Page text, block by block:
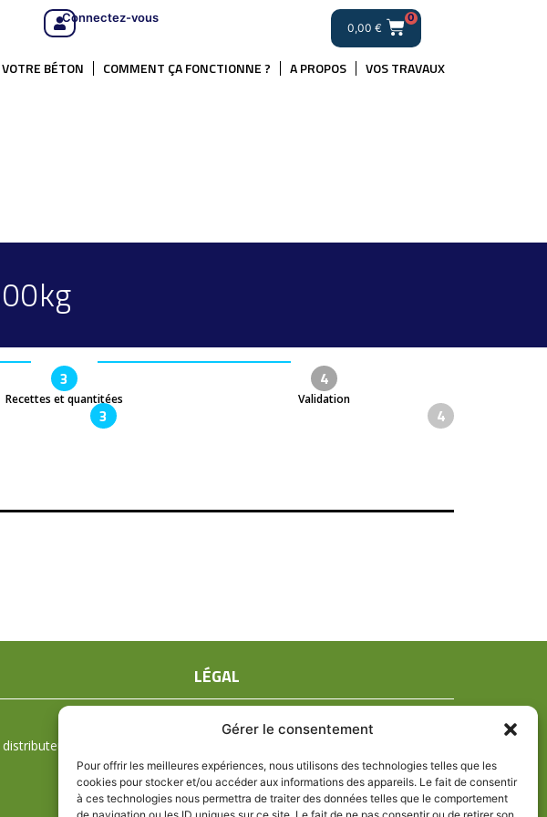
Gérer le consentement
Pour offrir les meilleures expériences, nous utilisons des technologies telles que les
cookies pour stocker et/ou accéder aux informations des appareils. Le fait de consentir
à ces technologies nous permettra de traiter des données telles que le comportement
Connectez-vous
0,00 €
0
BÉTON COMMENT ÇA FONCTIONNE ? A PROPOS VOS TRAVAUX
3
Recettes et quantitées
4
Validation
3 4
LÉGAL
Mentions légales
Politique de confidentialité
Politique de cookies (UE)